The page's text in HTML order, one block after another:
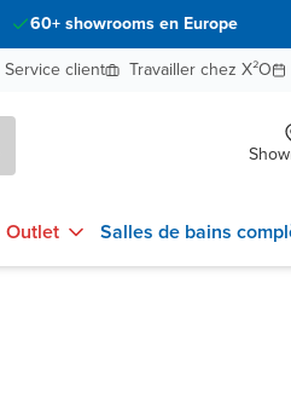
60+ showrooms en Europe
Service client Travailler chez X²O
Outlet Salles de bains